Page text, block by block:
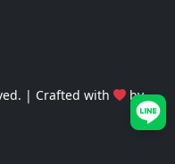
| Crafted with
by